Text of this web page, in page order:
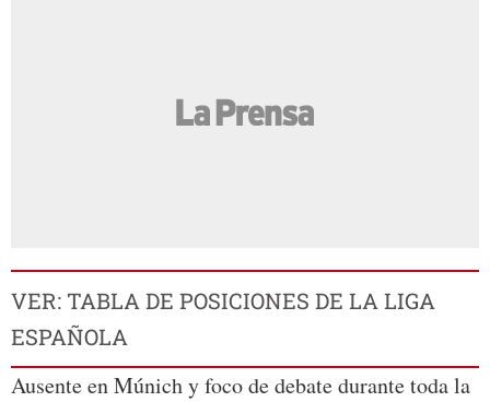
VER: TABLA DE POSICIONES DE LA LIGA
ESPAÑOLA
Ausente en Múnich y foco de debate durante toda la